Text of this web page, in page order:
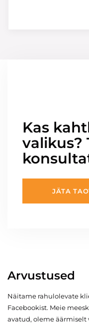
Kas
valikus?
JÄTA
Arvustused
Näitame rahulolevate
Facebookist. Meie
avatud, oleme